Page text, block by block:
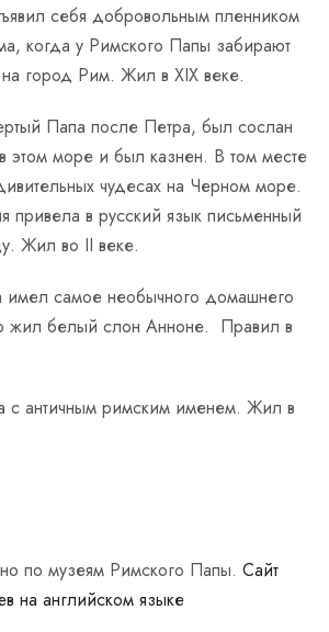
себя добровольным пленником
когда у Римского Папы забирают
город Рим. Жил в XIX веке.
Папа после Петра, был сослан
этом море и был казнен. В том месте
чудесах на Черном море.
привела в русский язык письменный
Жил во II веке.
имел самое необычного домашнего
жил белый слон Анноне. Правил в
с античным римским именем. Жил в
по музеям Римского Папы. Сайт
на английском языке